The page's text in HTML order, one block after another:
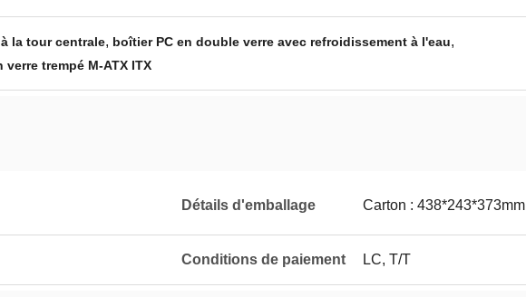
la tour centrale, boîtier PC en double verre avec refroidissement à l'eau,
trempé M-ATX ITX
Détails d'emballage Carton : 438*243*373mm
Conditions de paiement LC, T/T